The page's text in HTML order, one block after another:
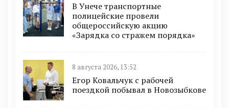
В Унече транспортные
полицейские провели
общероссийскую акцию
«Зарядка со стражем порядка»
8 августа 2026, 13:52
Егор Ковальчук с рабочей
поездкой побывал в Новозыбкове